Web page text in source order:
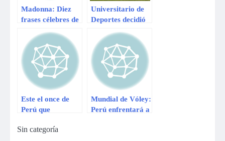
Madonna: Diez
frases célebres de
Universitario de
Deportes decidió
Barcelona de
Ecuador
Este el once de
Perú que
Ecuador: ¿Qué
Mundial de Vóley:
Perú enfrentará a
Sin categoría